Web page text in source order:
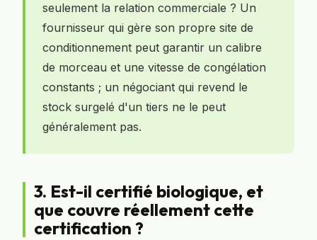
seulement la relation commerciale ? Un
fournisseur qui gère son propre site de
conditionnement peut garantir un calibre
de morceau et une vitesse de congélation
constants ; un négociant qui revend le
stock surgelé d'un tiers ne le peut
généralement pas.
3. Est-il certifié biologique, et
que couvre réellement cette
certification ?